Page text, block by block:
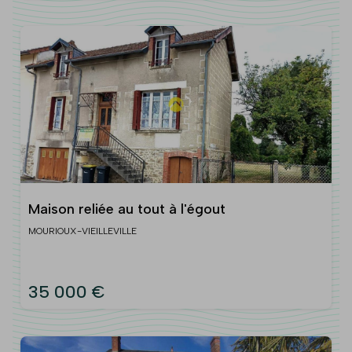
Maison reliée au tout à l'égout
MOURIOUX-VIEILLEVILLE
35 000 €